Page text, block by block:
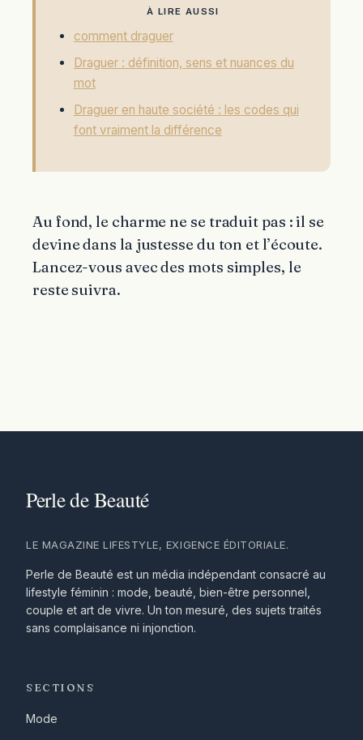
À LIRE AUSSI
comment draguer
Draguer : définition, sens et nuances du
mot
Draguer en haute société : les codes qui
font vraiment la différence
Au fond, le charme ne se traduit pas : il se
devine dans la justesse du ton et l’écoute.
Lancez-vous avec des mots simples, le
reste suivra.
LE MAGAZINE LIFESTYLE, EXIGENCE ÉDITORIALE.
Perle de Beauté est un média indépendant consacré au
lifestyle féminin : mode, beauté, bien-être personnel,
couple et art de vivre. Un ton mesuré, des sujets traités
sans complaisance ni injonction.
SECTIONS
Mode